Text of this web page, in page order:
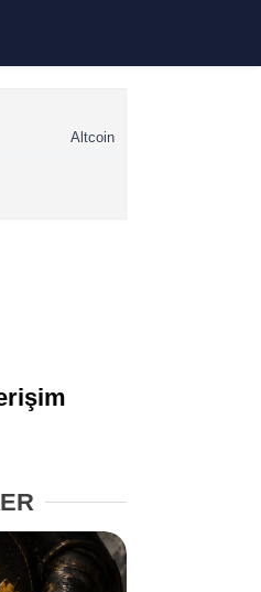
Solana Haberleri
Memecoin Haberleri
Stablecoin Haberleri
Altcoin